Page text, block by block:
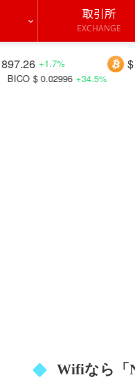
取引所
EXCHANGE
$ 64479.3
+34.5% EVER $ 0.00292
Wifiなら「